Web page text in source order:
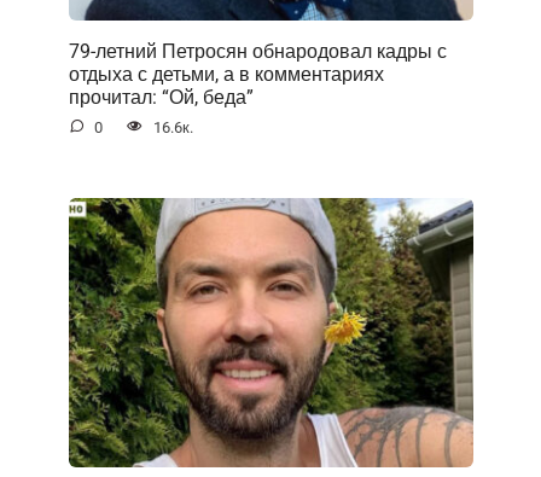
79-летний Петросян обнародовал кадры с
отдыха с детьми, а в комментариях
прочитал: “Ой, беда”
0 16.6к.